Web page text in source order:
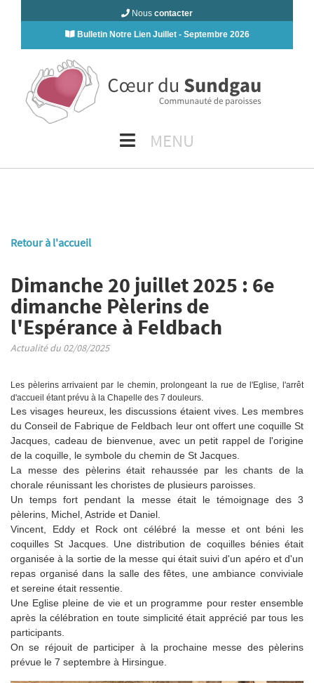
Nous contacter
Bulletin Notre Lien Juillet - Septembre 2026
MENU
Retour à l'accueil
Dimanche 20 juillet 2025 : 6e
dimanche Pèlerins de
l'Espérance à Feldbach
Actualité du 02/08/2025
Les pèlerins arrivaient par le chemin, prolongeant la rue de l'Eglise, l'arrêt
d'accueil étant prévu à la Chapelle des 7 douleurs.
Les visages heureux, les discussions étaient vives. Les membres
du Conseil de Fabrique de Feldbach leur ont offert une coquille St
Jacques, cadeau de bienvenue, avec un petit rappel de l'origine
de la coquille, le symbole du chemin de St Jacques.
La messe des pèlerins était rehaussée par les chants de la
chorale réunissant les choristes de plusieurs paroisses.
Un temps fort pendant la messe était le témoignage des 3
pèlerins, Michel, Astride et Daniel.
Vincent, Eddy et Rock ont célébré la messe et ont béni les
coquilles St Jacques. Une distribution de coquilles bénies était
organisée à la sortie de la messe qui était suivi d'un apéro et d'un
repas organisé dans la salle des fêtes, une ambiance conviviale
et sereine était ressentie.
Une Eglise pleine de vie et un programme pour rester ensemble
après la célébration en toute simplicité était apprécié par tous les
participants.
On se réjouit de participer à la prochaine messe des pèlerins
prévue le 7 septembre à Hirsingue.